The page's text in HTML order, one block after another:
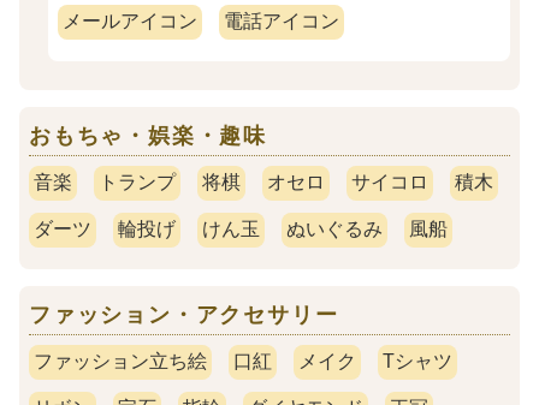
メールアイコン 電話アイコン
おもちゃ・娯楽・趣味
音楽 トランプ 将棋 オセロ サイコロ 積木
ダーツ 輪投げ けん玉 ぬいぐるみ 風船
ファッション・アクセサリー
ファッション立ち絵 口紅 メイク Tシャツ